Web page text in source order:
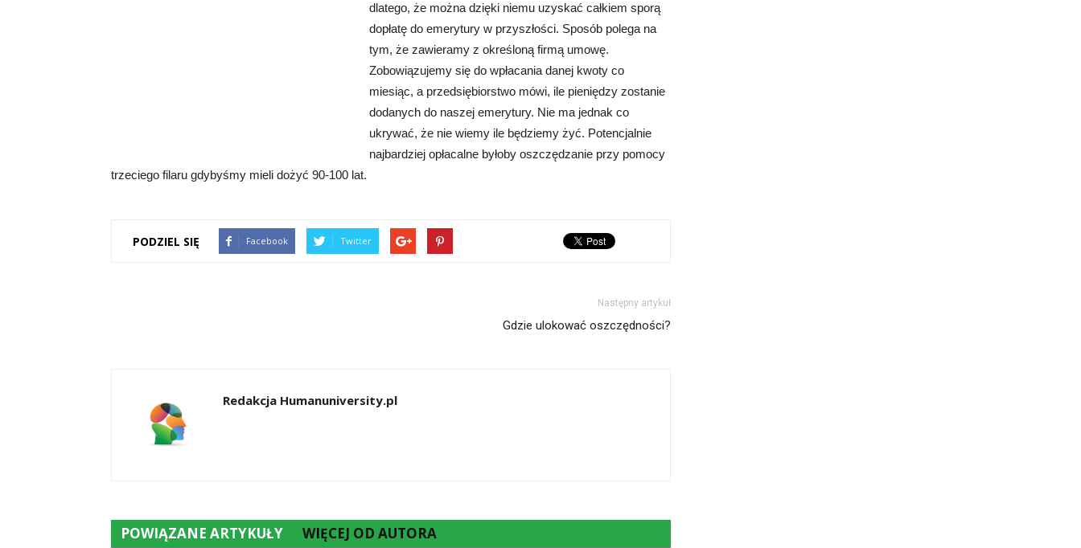
dlatego, że można dzięki niemu uzyskać całkiem sporą
dopłatę do emerytury w przyszłości. Sposób polega na
tym, że zawieramy z określoną firmą umowę.
Zobowiązujemy się do wpłacania danej kwoty co
miesiąc, a przedsiębiorstwo mówi, ile pieniędzy zostanie
dodanych do naszej emerytury. Nie ma jednak co
ukrywać, że nie wiemy ile będziemy żyć. Potencjalnie
najbardziej opłacalne byłoby oszczędzanie przy pomocy
trzeciego filaru gdybyśmy mieli dożyć 90-100 lat.
PODZIEL SIĘ Facebook Twitter
Następny artykuł
Gdzie ulokować oszczędności?
Redakcja Humanuniversity.pl
POWIĄZANE ARTYKUŁY WIĘCEJ OD AUTORA